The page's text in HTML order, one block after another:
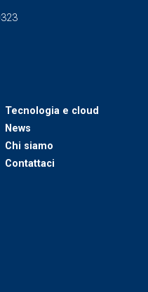
Tecnologia e cloud
News
Chi siamo
Contattaci